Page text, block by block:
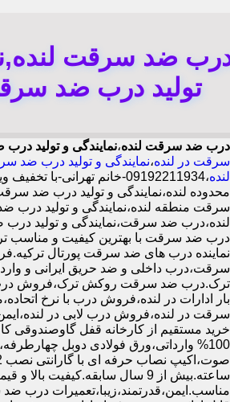
ضد سرقت
تولید درب ضد
درب ضد سرقت لنده،نمایندگی و تولید
سرقت در لنده،نمایندگی و تولید درب ضد
لنده
،09192211934-خانم تهرانی-
محدوده لنده،نمایندگی و تولید درب ضد
سرقت منطقه لنده،نمایندگی و تولید
لنده،درب ضد سرقت،نمایندگی و تولید
درب ضد سرقت با بهترین کیفیت و مناسب
نماینده درب های ضد سرقت پورتال
سرقت،درب داخلی و ضد حریق ایرانی و
ترک.درب ضد سرقت روکش ترک،فروش درب
بار ادارات در لنده،فروش درب با نرخ
سرقت در لنده،فروش درب لابی در
خرید مستقیم از کارخانه قفل گاوصندوقی
100% وارداتی،ورق فولادی دوبل
ساعته.بیش از 9 سال سابقه.کیفیت بالا و
مناسب.ایمن،قدرتمند،زیبا،تعمیرات درب